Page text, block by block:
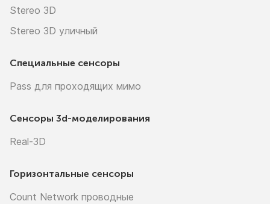
Stereo 3D
Stereo 3D уличный
Специальные сенсоры
Pass для проходящих мимо
Сенсоры 3d-моделирования
Real-3D
Горизонтальные сенсоры
Count Network проводные